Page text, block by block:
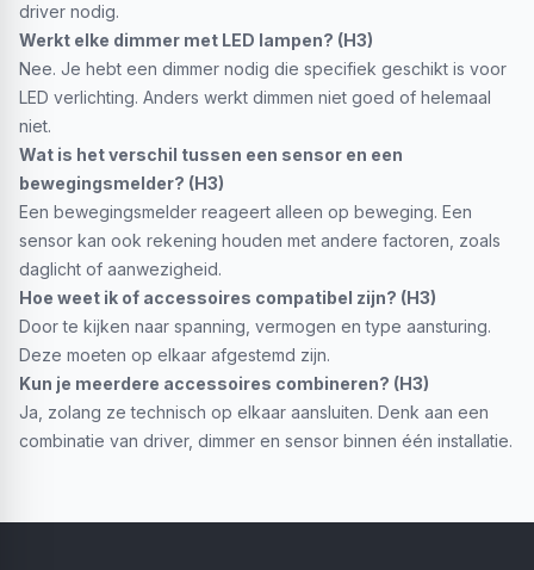
driver nodig.
Werkt elke dimmer met LED lampen? (H3)
Nee. Je hebt een dimmer nodig die specifiek geschikt is voor
LED verlichting. Anders werkt dimmen niet goed of helemaal
niet.
Wat is het verschil tussen een sensor en een
bewegingsmelder? (H3)
Een bewegingsmelder reageert alleen op beweging. Een
sensor kan ook rekening houden met andere factoren, zoals
daglicht of aanwezigheid.
Hoe weet ik of accessoires compatibel zijn? (H3)
Door te kijken naar spanning, vermogen en type aansturing.
Deze moeten op elkaar afgestemd zijn.
Kun je meerdere accessoires combineren? (H3)
Ja, zolang ze technisch op elkaar aansluiten. Denk aan een
combinatie van driver, dimmer en sensor binnen één installatie.